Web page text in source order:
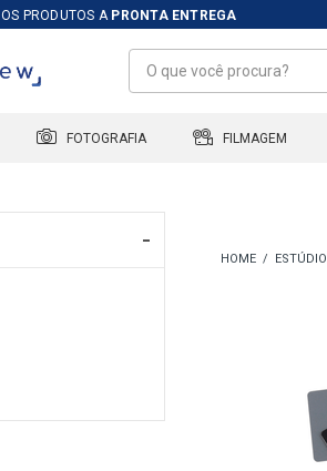
OS PRODUTOS A PRONTA ENTREGA
FOTOGRAFIA FILMAGEM